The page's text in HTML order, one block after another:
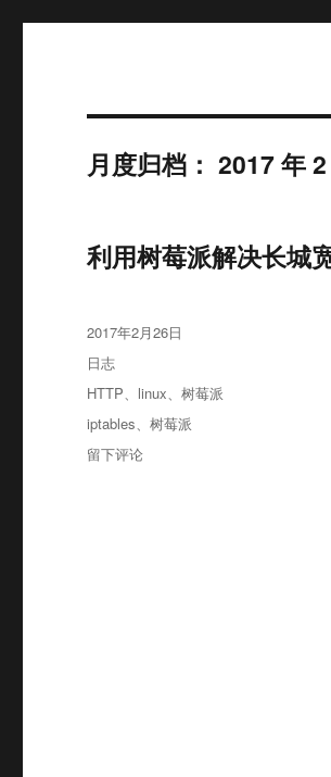
幸福日记
月度归档：2017 年 2
利用树莓派解决长城
发
布
于
2017年2月26日
格
式
日志
分
类
HTTP、 linux、树莓派
标
签
iptables、树莓派
于
留下评论